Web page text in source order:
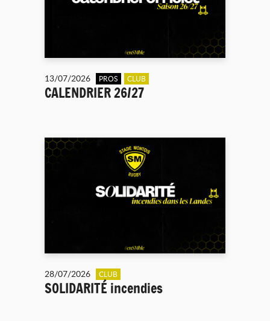
13/07/2026 PROS CLUB
CALENDRIER 26/27
28/07/2026 CLUB
SOLIDARITÉ incendies